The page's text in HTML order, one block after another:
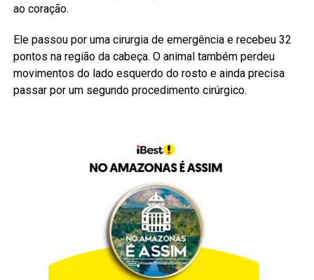
ao coração.
Ele passou por uma cirurgia de emergência e recebeu 32
pontos na região da cabeça. O animal também perdeu
movimentos do lado esquerdo do rosto e ainda precisa
passar por um segundo procedimento cirúrgico.